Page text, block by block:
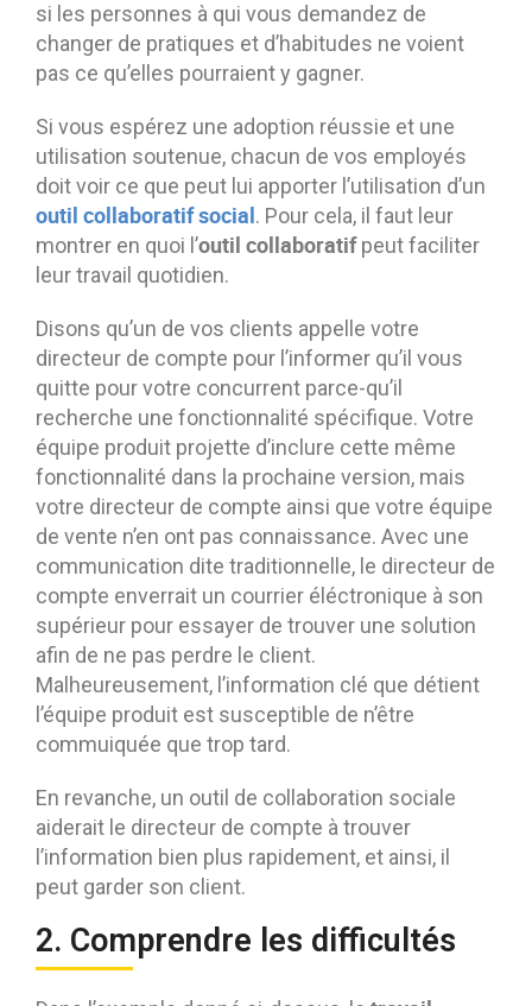
si les personnes à qui vous demandez de
changer de pratiques et d’habitudes ne voient
pas ce qu’elles pourraient y gagner.
Si vous espérez une adoption réussie et une
utilisation soutenue, chacun de vos employés
doit voir ce que peut lui apporter l’utilisation d’un
outil collaboratif social. Pour cela, il faut leur
montrer en quoi l’outil collaboratifpeut faciliter
leur travail quotidien.
Disons qu’un de vos clients appelle votre
directeur de compte pour l’informer qu’il vous
quitte pour votre concurrent parce-qu’il
recherche une fonctionnalité spécifique. Votre
équipe produit projette d’inclure cette même
fonctionnalité dans la prochaine version, mais
votre directeur de compte ainsi que votre équipe
de vente n’en ont pas connaissance. Avec une
communication dite traditionnelle, le directeur de
compte enverrait un courrier éléctronique à son
supérieur pour essayer de trouver une solution
afin de ne pas perdre le client.
Malheureusement, l’information clé que détient
l’équipe produit est susceptible de n’être
commuiquée que trop tard.
En revanche, un outil de collaboration sociale
aiderait le directeur de compte à trouver
l’information bien plus rapidement, et ainsi, il
peut garder son client.
2. Comprendre les difficultés